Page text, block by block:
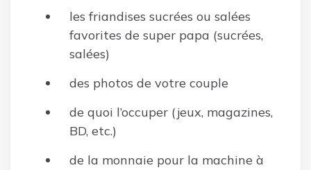
les friandises sucrées ou salées
favorites de super papa (sucrées,
salées)
des photos de votre couple
de quoi l’occuper (jeux, magazines,
BD, etc.)
de la monnaie pour la machine à